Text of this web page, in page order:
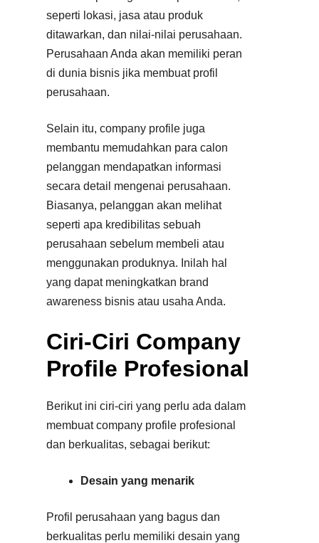
seperti lokasi, jasa atau produk
ditawarkan, dan nilai-nilai perusahaan.
Perusahaan Anda akan memiliki peran
di dunia bisnis jika membuat profil
perusahaan.
Selain itu, company profile juga
membantu memudahkan para calon
pelanggan mendapatkan informasi
secara detail mengenai perusahaan.
Biasanya, pelanggan akan melihat
seperti apa kredibilitas sebuah
perusahaan sebelum membeli atau
menggunakan produknya. Inilah hal
yang dapat meningkatkan brand
awareness bisnis atau usaha Anda.
Ciri-Ciri Company
Profile Profesional
Berikut ini ciri-ciri yang perlu ada dalam
membuat company profile profesional
dan berkualitas, sebagai berikut:
Desain yang menarik
Profil perusahaan yang bagus dan
berkualitas perlu memiliki desain yang